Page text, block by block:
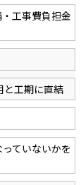
工事費負担金
と工期に直結
ていないかを